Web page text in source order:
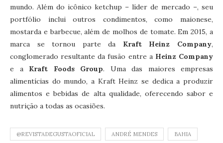
mundo. Além do icônico ketchup – líder de mercado –, seu
portfólio inclui outros condimentos, como maionese,
mostarda e barbecue, além de molhos de tomate. Em 2015, a
marca se tornou parte da Kraft Heinz Company,
conglomerado resultante da fusão entre a Heinz Company
e a Kraft Foods Group. Uma das maiores empresas
alimentícias do mundo, a Kraft Heinz se dedica a produzir
alimentos e bebidas de alta qualidade, oferecendo sabor e
nutrição a todas as ocasiões.
@REVISTADEGUSTAOFICIAL ANDRÉ MENDES BAHIA